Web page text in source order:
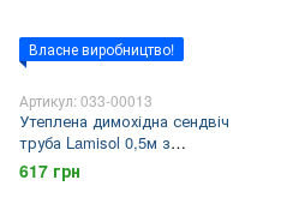
Власне виробництво!
Артикул: 033-00013
Утеплена димохідна сендвіч
труба Lamisol 0,5м з
нержавіючої сталі AISI 201 d.
110/180мм товщина 0,6мм
617 грн